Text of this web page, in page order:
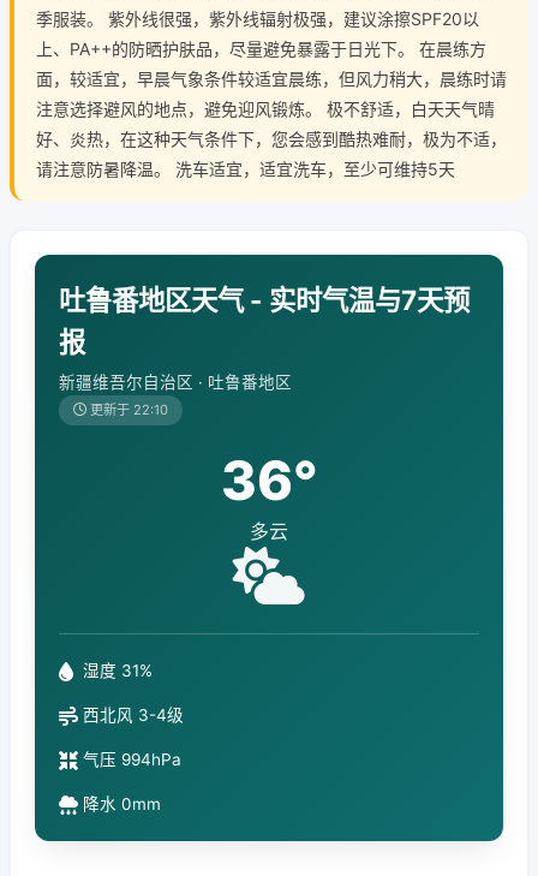
季服装。 紫外线很强，紫外线辐射极强，建议涂擦SPF20以
上、PA++的防晒护肤品，尽量避免暴露于日光下。 在晨练方
面，较适宜，早晨气象条件较适宜晨练，但风力稍大，晨练时请
注意选择避风的地点，避免迎风锻炼。 极不舒适，白天天气晴
好、炎热，在这种天气条件下，您会感到酷热难耐，极为不适，
请注意防暑降温。 洗车适宜，适宜洗车，至少可维持5天
吐鲁番地区天气 - 实时气温与7天预
报
新疆维吾尔自治区 · 吐鲁番地区
更新于 22:10
36°
多云
湿度 31%
西北风 3-4级
气压 994hPa
降水 0mm